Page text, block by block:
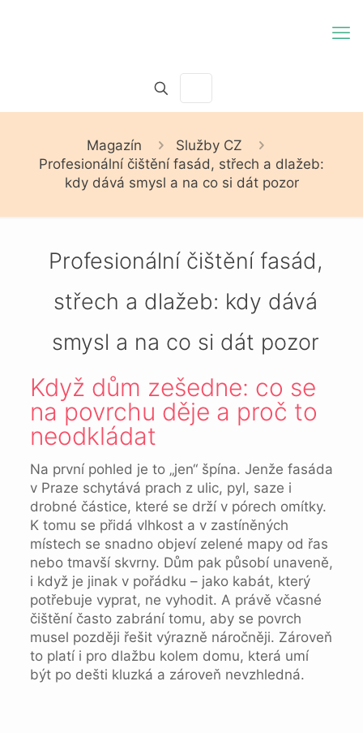
Magazín
Služby CZ
Profesionální čištění fasád, střech a dlažeb:
kdy dává smysl a na co si dát pozor
Profesionální čištění fasád,
střech a dlažeb: kdy dává
smysl a na co si dát pozor
Když dům zešedne: co se
na povrchu děje a proč to
neodkládat
Na první pohled je to „jen“ špína. Jenže fasáda
v Praze schytává prach z ulic, pyl, saze i
drobné částice, které se drží v pórech omítky.
K tomu se přidá vlhkost a v zastíněných
místech se snadno objeví zelené mapy od řas
nebo tmavší skvrny. Dům pak působí unaveně,
i když je jinak v pořádku – jako kabát, který
potřebuje vyprat, ne vyhodit. A právě včasné
čištění často zabrání tomu, aby se povrch
musel později řešit výrazně náročněji. Zároveň
to platí i pro dlažbu kolem domu, která umí
být po dešti kluzká a zároveň nevzhledná.